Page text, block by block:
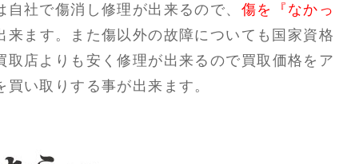
社で傷消し修理が出来るので、 傷を『なかっ
来ます。また傷以外の故障についても国家資格
取店よりも安く修理が出来るので買取価格をア
い取りする事が出来ます。